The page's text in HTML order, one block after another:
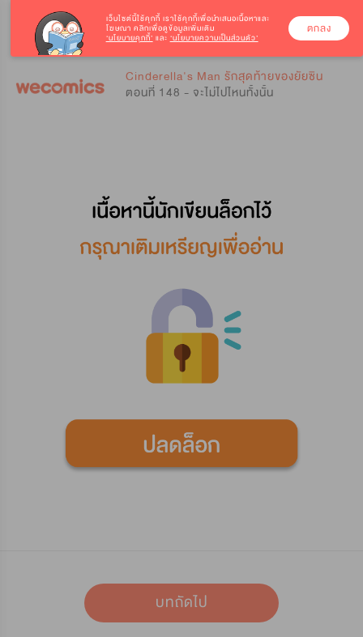
Cinderella's Man รักสุดท้ายของยัยซิน
ตอนที่ 148 - จะไม่ไปไหนทั้งนั้น
บทถัดไป
เว็บไซต์นี้ใช้คุกกี้ เราใช้คุกกี้เพื่อนำเสนอเนื้อหาและ
โฆษณา คลิกเพื่อดูข้อมูลเพิ่มเติม
‘นโยบายคุกกี้’ และ ‘นโยบายความเป็นส่วนตัว’
ตกลง